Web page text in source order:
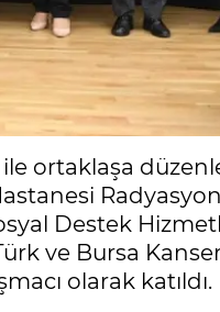
ortaklaşa
Destek
ve Bursa
olarak katıldı.